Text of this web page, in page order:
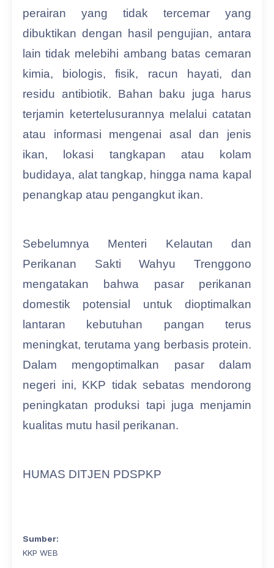
perairan yang tidak tercemar yang
dibuktikan dengan hasil pengujian, antara
lain tidak melebihi ambang batas cemaran
kimia, biologis, fisik, racun hayati, dan
residu antibiotik. Bahan baku juga harus
terjamin ketertelusurannya melalui catatan
atau informasi mengenai asal dan jenis
ikan, lokasi tangkapan atau kolam
budidaya, alat tangkap, hingga nama kapal
penangkap atau pengangkut ikan.
Sebelumnya Menteri Kelautan dan
Perikanan Sakti Wahyu Trenggono
mengatakan bahwa pasar perikanan
domestik potensial untuk dioptimalkan
lantaran kebutuhan pangan terus
meningkat, terutama yang berbasis protein.
Dalam mengoptimalkan pasar dalam
negeri ini, KKP tidak sebatas mendorong
peningkatan produksi tapi juga menjamin
kualitas mutu hasil perikanan.
HUMAS DITJEN PDSPKP
Sumber:
KKP WEB